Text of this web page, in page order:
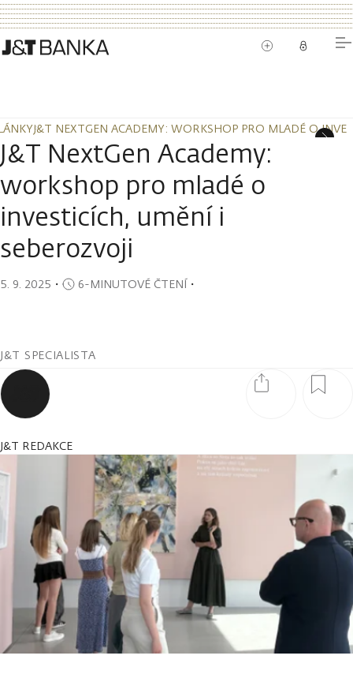
J&T NEXTGEN ACADEMY: WORKSHOP PRO MLADÉ O
J&T NextGen Academy:
workshop pro mladé o
investicích, umění i
seberozvoji
5. 9. 2025 ・ 6-MINUTOVÉ ČTENÍ・
J&T SPECIALISTA
J&T REDAKCE